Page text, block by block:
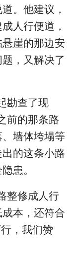
。他建议，
人行便道，
崖的那边安
，又解决了
勘查了现
前的那条路
墙体垮塌等
的这条小路
患。
整修成人行
本，还符合
，我们赞